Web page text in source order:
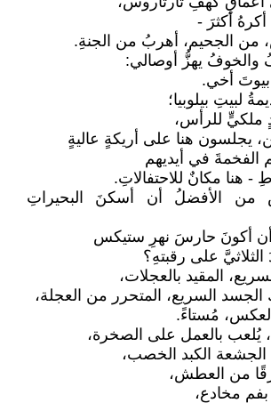
أكرهُ أكثرَ -
من الجحيم، أهربُ من الجنةِ.
والخوفُ يهزُّ أوصالي:
بيوتَ أخي.
لبيتِ بيلوبيا؛
ملكيٍّ للرأس،
يجلسون هنا على أريكةٍ عاليةٍ
الفخمةَ في أيديهم
- هنا مكانٌ للاحتفالاتِ.
من الأفضلُ أن أسكنَ البحيراتِ
أكونَ حارسَ نهرِ ستيكس
على رقبتهِ؟
المقيد بالعجلات،
السريع، المتحرر من العجلة،
مُستاءً.
يُلعب بالعمل على الصخرة،
الكبد الخصب،
من العطش،
مخادع،